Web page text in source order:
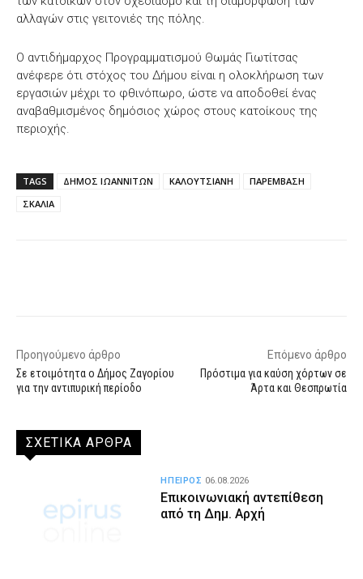
αλλαγών στις γειτονιές της πόλης.
Ο αντιδήμαρχος Προγραμματισμού Θωμάς Γιωτίτσας
ανέφερε ότι στόχος του Δήμου είναι η ολοκλήρωση των
εργασιών μέχρι το φθινόπωρο, ώστε να αποδοθεί ένας
αναβαθμισμένος δημόσιος χώρος στους κατοίκους της
περιοχής.
TAGS ΔΗΜΟΣ ΙΩΑΝΝΙΤΩΝ ΚΑΛΟΥΤΣΙΑΝΗ
ΠΑΡΕΜΒΑΣΗ
ΣΚΑΛΙΑ
Προηγούμενο άρθρο
Σε ετοιμότητα ο Δήμος Ζαγορίου
για την αντιπυρική περίοδο
Επόμενο άρθρο
Πρόστιμα για καύση χόρτων σε
Άρτα και Θεσπρωτία
ΣΧΕΤΙΚΑ ΑΡΘΡΑ
Επικοινωνιακή αντεπίθεση
από τη Δημ. Αρχή
ΗΠΕΙΡΟΣ 06.08.2026